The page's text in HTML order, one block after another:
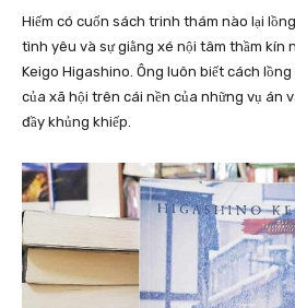
Hiếm có cuốn sách trinh thám nào lại
tình yêu và sự giằng xé nội tâm thầm kín
Keigo Higashino. Ông luôn biết cách
của xã hội trên cái nền của những vụ án
đầy khủng khiếp.